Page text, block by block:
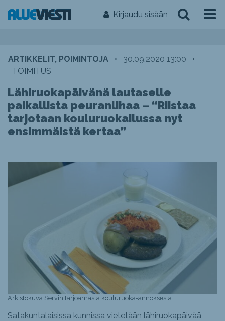
Kirjaudu sisään
ARTIKKELIT, POIMINTOJA • 30.09.2020 13:00
•
TOIMITUS
Lähiruokapäivänä lautaselle
paikallista peuranlihaa – “Riistaa
tarjotaan kouluruokailussa nyt
ensimmäistä kertaa”
Arkistokuva Servin tarjoamasta kouluruoka-annoksesta.
Satakuntalaisissa kunnissa vietetään lähiruokapäivää